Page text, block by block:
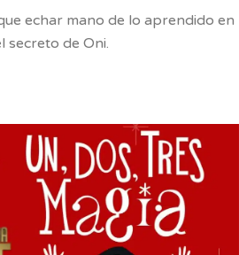
echar mano de lo aprendido en
secreto de Oni.